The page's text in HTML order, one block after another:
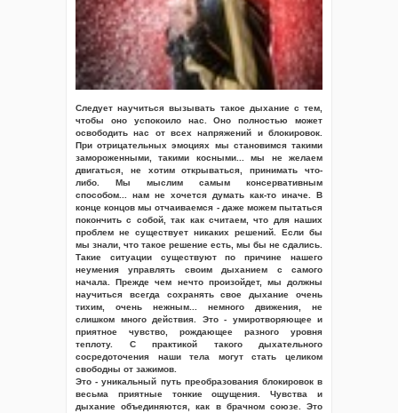
Следует научиться вызывать такое дыхание с тем,
чтобы оно успокоило нас. Оно полностью может
освободить нас от всех напряжений и блокировок.
При отрицательных эмоциях мы становимся такими
замороженными, такими косными... мы не желаем
двигаться, не хотим открываться, принимать что-
либо. Мы мыслим самым консервативным
способом... нам не хочется думать как-то иначе. В
конце концов мы отчаиваемся - даже можем пытаться
покончить с собой, так как считаем, что для наших
проблем не существует никаких решений. Если бы
мы знали, что такое решение есть, мы бы не сдались.
Такие ситуации существуют по причине нашего
неумения управлять своим дыханием с самого
начала. Прежде чем нечто произойдет, мы должны
научиться всегда сохранять свое дыхание очень
тихим, очень нежным... немного движения, не
слишком много действия. Это - умиротворяющее и
приятное чувство, рождающее разного уровня
теплоту. С практикой такого дыхательного
сосредоточения наши тела могут стать целиком
свободны от зажимов.
Это - уникальный путь преобразования блокировок в
весьма приятные тонкие ощущения. Чувства и
дыхание объединяются, как в брачном союзе. Это